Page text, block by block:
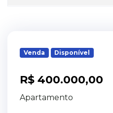
Venda Disponível
R$ 400.000,00
Apartamento